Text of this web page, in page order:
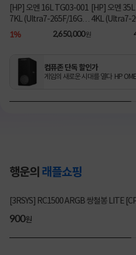
[HP] 오멘 16L TG03-001
7KL (Ultra7-265F/16GB/
1TB/RX9060XT/FD) [기
1% 2,650,000원
[HP] 오멘
4KL (Ultra7-
2TB/
쿠폰★
컴퓨존 단독 할인가
게임의 새로운 시대를 열다 HP
행운의 래플쇼핑
200원
3257명 참여
[3RSYS] RC1500 ARGB 쌍철봉 LITE
900원
200원
900원